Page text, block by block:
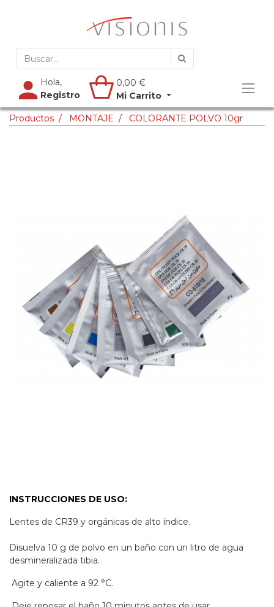
Hola,
Registro
0,00 €
Mi Carrito
Productos MONTAJE COLORANTE POLVO 10gr
INSTRUCCIONES DE USO:
Lentes de CR39 y orgánicas de alto índice.
Disuelva 10 g de polvo en un baño con un litro de agua
desmineralizada tibia.
Agite y caliente a 92 °C.